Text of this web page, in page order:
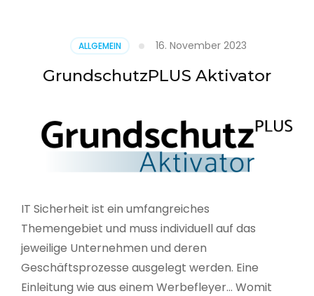
Schlacht
im
Netz
ALLGEMEIN 16. November 2023
GrundschutzPLUS Aktivator
IT Sicherheit ist ein umfangreiches
Themengebiet und muss individuell auf das
jeweilige Unternehmen und deren
Geschäftsprozesse ausgelegt werden. Eine
Einleitung wie aus einem Werbefleyer… Womit